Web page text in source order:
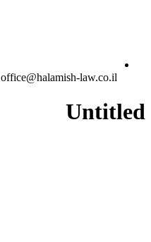
office@halamish-law.co.il
Untitled